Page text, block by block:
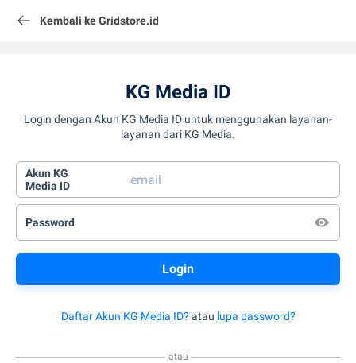
Kembali ke Gridstore.id
KG Media ID
Login dengan Akun KG Media ID untuk menggunakan layanan-
layanan dari KG Media.
Akun KG
Media ID
Password
Daftar Akun KG Media ID? atau lupa password?
atau